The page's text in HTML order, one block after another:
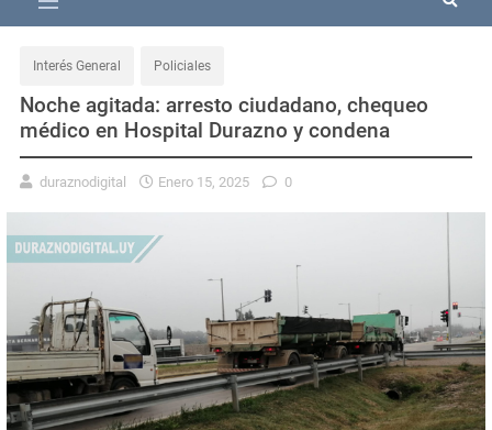
Interés General Policiales
Noche agitada: arresto ciudadano, chequeo
médico en Hospital Durazno y condena
duraznodigital Enero 15, 2025 0